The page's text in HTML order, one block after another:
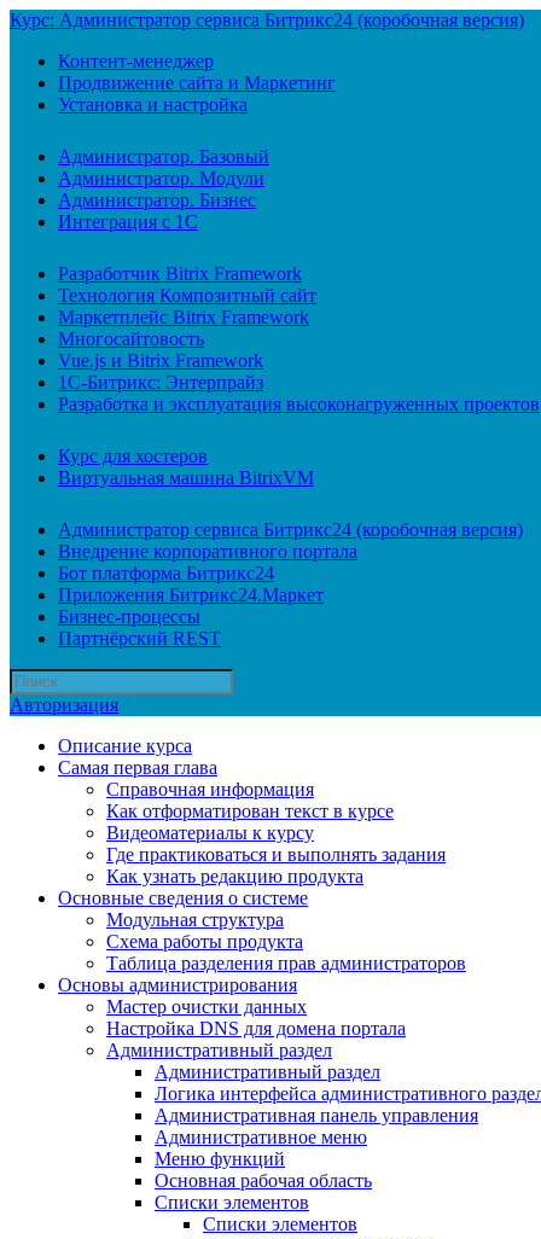
Курс: Администратор сервиса Битрикс24 (коробочная версия)
Контент-менеджер
Продвижение сайта и Маркетинг
Установка и настройка
Администратор. Базовый
Администратор. Модули
Администратор. Бизнес
Интеграция с 1С
Разработчик Bitrix Framework
Технология Композитный сайт
Маркетплейс Bitrix Framework
Многосайтовость
Vue.js и Bitrix Framework
1С-Битрикс: Энтерпрайз
Разработка и эксплуатация высоконагруженных проектов
Курс для хостеров
Виртуальная машина BitrixVM
Администратор сервиса Битрикс24 (коробочная версия)
Внедрение корпоративного портала
Бот платформа Битрикс24
Приложения Битрикс24.Маркет
Бизнес-процессы
Партнёрский REST
Авторизация
Описание курса
Самая первая глава
Справочная информация
Как отформатирован текст в курсе
Видеоматериалы к курсу
Где практиковаться и выполнять задания
Как узнать редакцию продукта
Основные сведения о системе
Модульная структура
Схема работы продукта
Таблица разделения прав администраторов
Основы администрирования
Мастер очистки данных
Настройка DNS для домена портала
Административный раздел
Административный раздел
Логика интерфейса административного
Административная панель управления
Административное меню
Меню функций
Основная рабочая область
Списки элементов
Списки элементов